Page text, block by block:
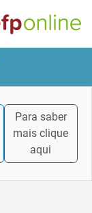
Para saber
mais clique
aqui